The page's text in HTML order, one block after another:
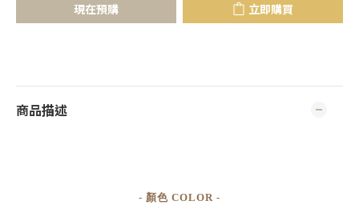
現在預購 立即購買
商品描述
- 顏色 COLOR -